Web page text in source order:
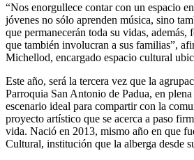
“Nos enorgullece contar con un espacio
jóvenes no sólo aprenden música, sino
que permanecerán toda su vidas, además,
que también involucran a sus familias”,
Michellod, encargado espacio cultural
Este año, será la tercera vez que la
Parroquia San Antonio de Padua, en
escenario ideal para compartir con la
proyecto artístico que se acerca a paso
vida. Nació en 2013, mismo año en que
Cultural, institución que la alberga desde